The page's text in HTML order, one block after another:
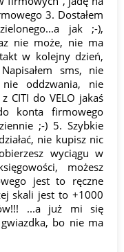
3. Dostałem
jak ;-),
nie może, nie ma
w kolejny dzień,
sms, nie
oddzwania, nie
CITI do VELO jakaś
konta firmowego
;-) 5. Szybkie
nie kupisz nic
wyciągu w
możesz
jest to ręczne
skali jest to +1000
...a już mi się
bo nie ma